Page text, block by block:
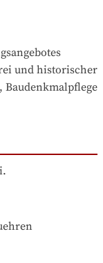
und historischer